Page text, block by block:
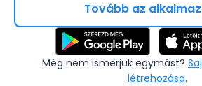
Tovább az
Még nem ismerjük egymást?
létrehozása.